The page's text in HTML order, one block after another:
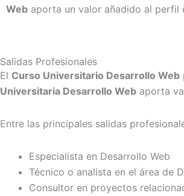
Web aporta un valor añadido al perfil
Salidas Profesionales
El Curso Universitario Desarrollo Web
Universitaria Desarrollo Web aporta
Entre las principales salidas
Especialista en Desarrollo Web
Técnico o analista en el área de
Consultor en proyectos